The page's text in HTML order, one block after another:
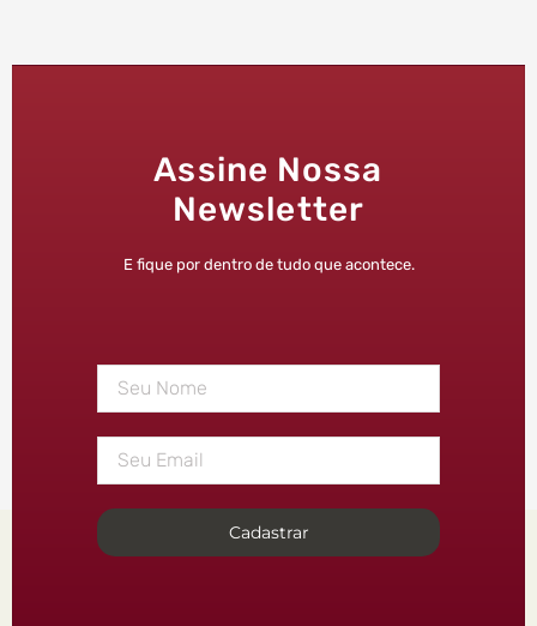
Assine Nossa
Newsletter
E fique por dentro de tudo que acontece.
Cadastrar